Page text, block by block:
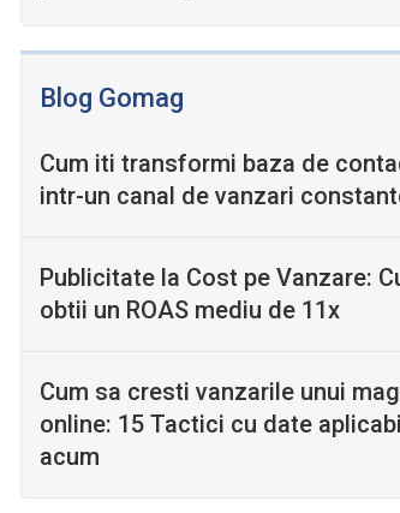
Blog Gomag
Cum iti transformi baza de
intr-un canal de vanzari
Publicitate la Cost pe Vanzare:
obtii un ROAS mediu de 11x
Cum sa cresti vanzarile unui
online: 15 Tactici cu date
acum